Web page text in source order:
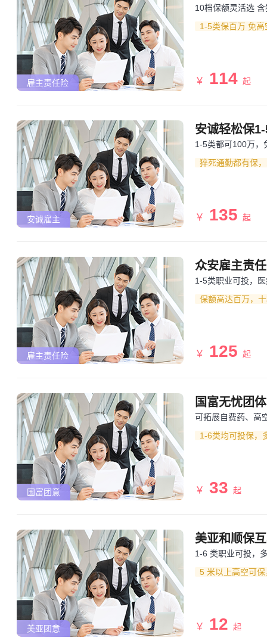
雇主责任险
10档保额灵活选
1-5类保百万 免高
￥ 114 起
安诚雇主
安诚轻松保
1-5类都可100万，
猝死通勤都有保
￥ 135 起
雇主责任险
众安雇主责
1-5类职业可投，
保额高达百万，
￥ 125 起
国富团意
国富无忧团
可拓展自费药、高
1-6类均可投保，
￥ 33 起
美亚团意
美亚和顺保
1-6 类职业可投，
5 米以上高空可
￥ 12 起